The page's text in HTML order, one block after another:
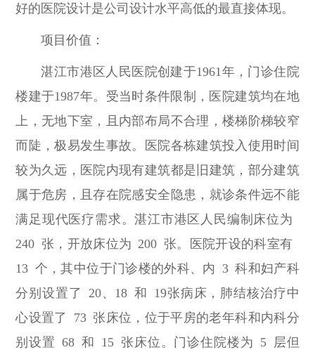
好的医院设计是公司设计水平高低的最直接体现。
项目价值：
湛江市港区人民医院创建于1961年，门诊住院
楼建于1987年。受当时条件限制，医院建筑均在地
上，无地下室，且内部布局不合理，楼梯阶梯较窄
而陡，极易发生事故。医院各栋建筑投入使用时间
较为久远，医院内现有建筑都是旧建筑，部分建筑
属于危房，且存在院感安全隐患，就诊条件远不能
满足现代医疗需求。湛江市港区人民编制床位为
240 张，开放床位为 200 张。医院开设的科室有
13 个，其中位于门诊楼的外科、内 3 科和妇产科
分别设置了 20、18 和 19张病床，肺结核治疗中
心设置了 73 张床位，位于平房的老年科和内科分
别设置 68 和 15 张床位。门诊住院楼为 5 层但